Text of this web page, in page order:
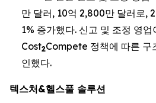
만 달러, 10억 2,800만 달러로,
1% 증가했다. 신고 및 조정 영
Cost2Compete 정책에 따른 구
인했다.
텍스처&헬스풀 솔루션